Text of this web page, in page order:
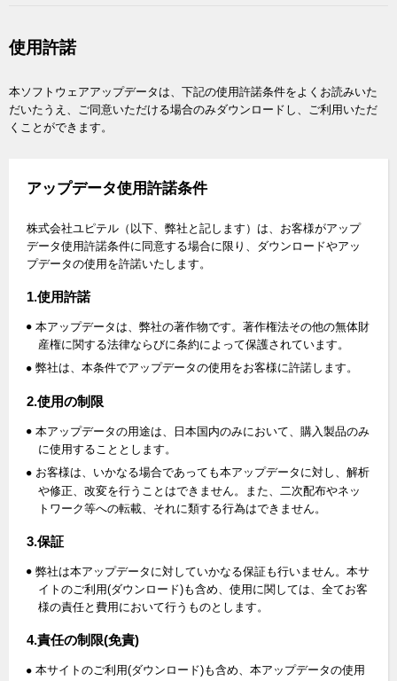
使用許諾
本ソフトウェアアップデータは、下記の使用許諾条件をよくお読みいた
だいたうえ、ご同意いただける場合のみダウンロードし、ご利用いただ
くことができます。
アップデータ使用許諾条件
株式会社ユピテル（以下、弊社と記します）は、お客様がアップ
データ使用許諾条件に同意する場合に限り、ダウンロードやアッ
プデータの使用を許諾いたします。
1.使用許諾
本アップデータは、弊社の著作物です。著作権法その他の無体財
産権に関する法律ならびに条約によって保護されています。
弊社は、本条件でアップデータの使用をお客様に許諾します。
2.使用の制限
本アップデータの用途は、日本国内のみにおいて、購入製品のみ
に使用することとします。
お客様は、いかなる場合であっても本アップデータに対し、解析
や修正、改変を行うことはできません。また、二次配布やネッ
トワーク等への転載、それに類する行為はできません。
3.保証
弊社は本アップデータに対していかなる保証も行いません。本サ
イトのご利用(ダウンロード)も含め、使用に関しては、全てお客
様の責任と費用において行うものとします。
4.責任の制限(免責)
本サイトのご利用(ダウンロード)も含め、本アップデータの使用